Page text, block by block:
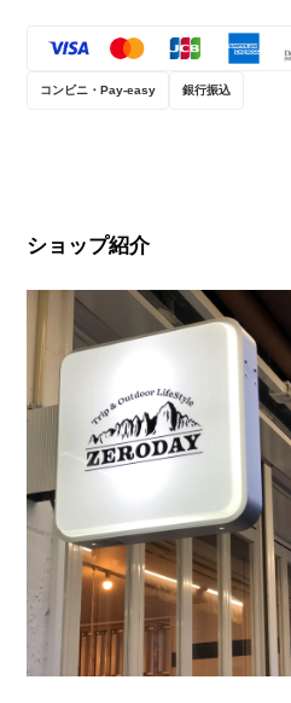
コンビニ・Pay-easy 銀行振込
ショップ紹介